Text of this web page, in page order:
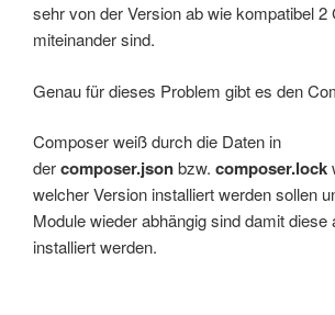
sehr von der Version ab wie kompatibel 2
miteinander sind.
Genau für dieses Problem gibt es den
Composer weiß durch die Daten in
dercomposer.jsonbzw. composer.lock
welcher Version installiert werden sollen
Module wieder abhängig sind damit
installiert werden.